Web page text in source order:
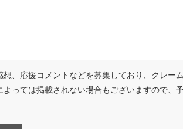
想、応援コメントなどを募集しており、クレ
っては掲載されない場合もございますので、